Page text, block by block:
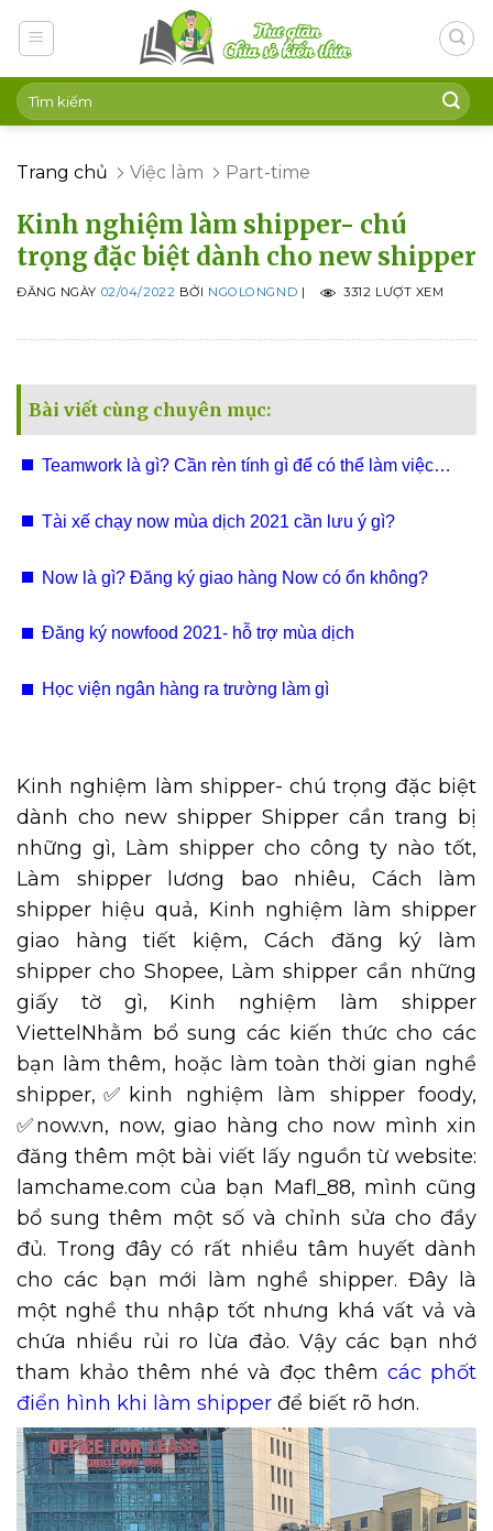
Trang chủ Việc làm Part-time
Kinh nghiệm làm shipper- chú
trọng đặc biệt dành cho new shipper
ĐĂNG NGÀY 02/04/2022 BỞI NGOLONGND | 3312 LƯỢT XEM
Bài viết cùng chuyên mục:
Teamwork là gì? Cần rèn tính gì để có thể làm việc
Tài xế chạy now mùa dịch 2021 cần lưu ý gì?
Now là gì? Đăng ký giao hàng Now có ổn không?
Đăng ký nowfood 2021- hỗ trợ mùa dịch
Học viện ngân hàng ra trường làm gì
Kinh nghiệm làm shipper- chú trọng đặc biệt
dành cho new shipper Shipper cần trang bị
những gì, Làm shipper cho công ty nào tốt,
Làm shipper lương bao nhiêu, Cách làm
shipper hiệu quả, Kinh nghiệm làm shipper
giao hàng tiết kiệm, Cách đăng ký làm
shipper cho Shopee, Làm shipper cần những
giấy tờ gì, Kinh nghiệm làm shipper
ViettelNhằm bổ sung các kiến thức cho các
bạn làm thêm, hoặc làm toàn thời gian nghề
shipper,✅kinh nghiệm làm shipper foody,
✅now.vn, now, giao hàng cho now mình xin
đăng thêm một bài viết lấy nguồn từ website:
lamchame.com của bạn Mafl_88, mình cũng
bổ sung thêm một số và chỉnh sửa cho đầy
đủ. Trong đây có rất nhiều tâm huyết dành
cho các bạn mới làm nghề shipper. Đây là
một nghề thu nhập tốt nhưng khá vất vả và
chứa nhiều rủi ro lừa đảo. Vậy các bạn nhớ
tham khảo thêm nhé và đọc thêm các phốt
điển hình khi làm shipper để biết rõ hơn.